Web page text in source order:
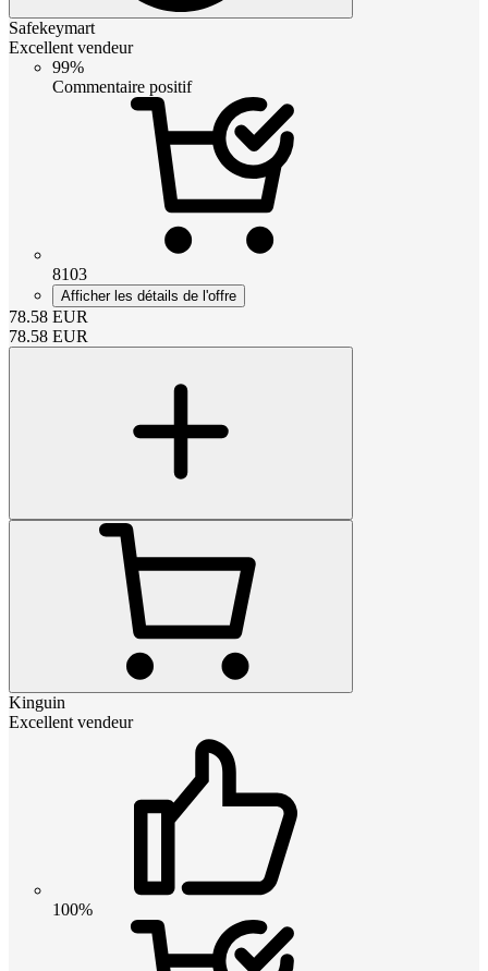
Safekeymart
Excellent vendeur
99%
Commentaire positif
8103
Afficher les détails de l'offre
78.58 EUR
78.58 EUR
Kinguin
Excellent vendeur
100%